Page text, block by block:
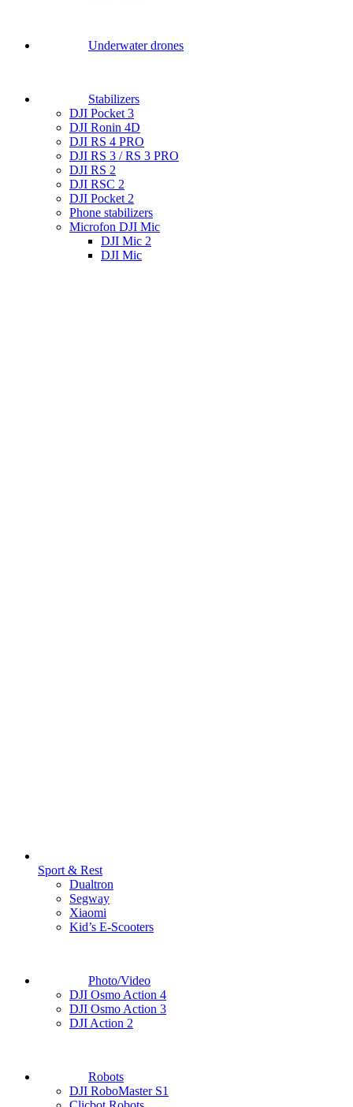
Underwater drones
Stabilizers
DJI Pocket 3
DJI Ronin 4D
DJI RS 4 PRO
DJI RS 3 / RS 3 PRO
DJI RS 2
DJI RSC 2
DJI Pocket 2
Phone stabilizers
Microfon DJI Mic
DJI Mic 2
DJI Mic
Sport & Rest
Dualtron
Segway
Xiaomi
Kid’s E-Scooters
Photo/Video
DJI Osmo Action 4
DJI Osmo Action 3
DJI Action 2
Robots
DJI RoboMaster S1